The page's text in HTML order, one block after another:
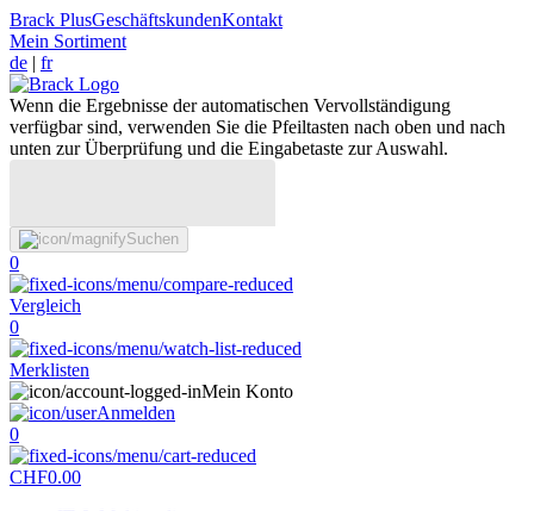
Brack PlusGeschäftskundenKontakt
Mein Sortiment
de | fr
Wenn die Ergebnisse der automatischen Vervollständigung
verfügbar sind, verwenden Sie die Pfeiltasten nach oben und nach
unten zur Überprüfung und die Eingabetaste zur Auswahl.
Suchen
0
Vergleich
0
Merklisten
Mein Konto
Anmelden
0
CHF0.00